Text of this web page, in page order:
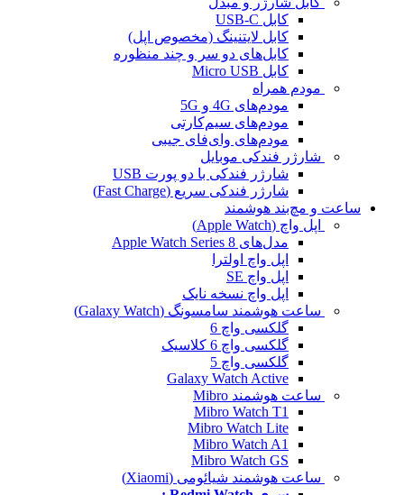
کابل USB-C
کابل لایتنینگ (مخصوص اپل)
کابل‌های دو سر و چند منظوره
کابل Micro USB
مودم همراه
مودم‌های 4G و 5G
مودم‌های سیم‌کارتی
مودم‌های وای‌فای جیبی
شارژر فندکی موبایل
شارژر فندکی با دو پورت USB
شارژر فندکی سریع (Fast Charge)
ساعت و مچ‌بند هوشمند
اپل واچ (Apple Watch)
مدل‌های Apple Watch Series 8
اپل واچ اولترا
اپل واچ SE
اپل واچ نسخه نایک
ساعت هوشمند سامسونگ (Galaxy Watch)
گلکسی واچ 6
گلکسی واچ 6 کلاسیک
گلکسی واچ 5
Galaxy Watch Active
ساعت هوشمند Mibro
Mibro Watch T1
Mibro Watch Lite
Mibro Watch A1
Mibro Watch GS
ساعت هوشمند شیائومی (Xiaomi)